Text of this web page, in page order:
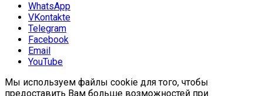
WhatsApp
VKontakte
Telegram
Facebook
Email
YouTube
Мы используем файлы cookie для того, чтобы
предоставить Вам больше возможностей при